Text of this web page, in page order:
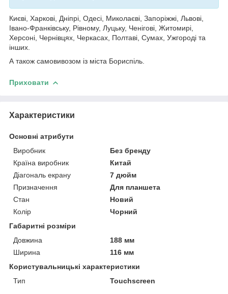
Києві, Харкові, Дніпрі, Одесі, Миколаєві, Запоріжжі, Львові,
Івано-Франківську, Рівному, Луцьку, Ченігові, Житомирі,
Херсоні, Чернівцях, Черкасах, Полтаві, Сумах, Ужгороді та
інших.
А також самовивозом із міста Бориспіль.
Приховати
Характеристики
Основні атрибути
Виробник
Без бренду
Країна виробник
Китай
Діагональ екрану
7 дюйм
Призначення
Для планшета
Стан
Новий
Колір
Чорний
Габаритні розміри
Довжина
188 мм
Ширина
116 мм
Користувальницькі характеристики
Тип
Touchscreen